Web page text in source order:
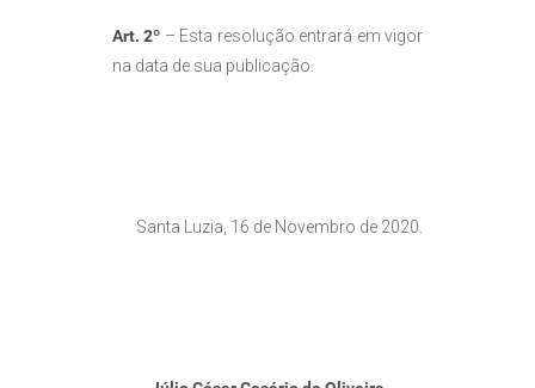
Art. 2º – Esta resolução entrará em vigor
na data de sua publicação.
Santa Luzia, 16 de Novembro de 2020.